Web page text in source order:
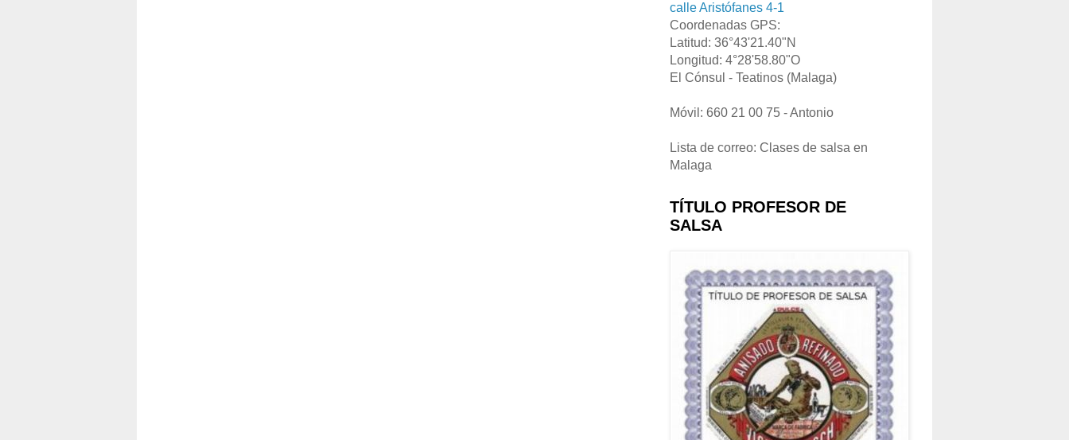
calle Aristófanes 4-1
Coordenadas GPS:
Latitud: 36°43'21.40"N
Longitud: 4°28'58.80"O
El Cónsul - Teatinos (Malaga)
Móvil: 660 21 00 75 - Antonio
Lista de correo: Clases de salsa en
Malaga
TÍTULO PROFESOR DE
SALSA